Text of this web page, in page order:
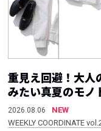
重見え回避！大人
みたい真夏のモノ
2026.08.06
NEW
WEEKLY COORDINATE